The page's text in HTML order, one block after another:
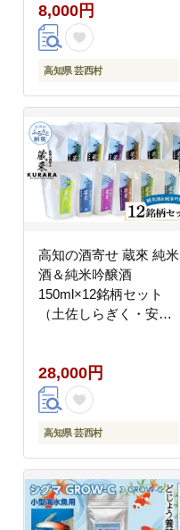
品 美味しい おいしい
お取り寄せ
8,000円
高知県 芸西村
高知の酒寄せ 蔵來 純米
酒＆純米吟醸酒
150ml×12銘柄セット
（土佐しらぎく・安芸
KURARA くらら お酒
酒 さけ 日本酒 アルコ
ール パウチパック 地酒
28,000円
高知県 芸西村